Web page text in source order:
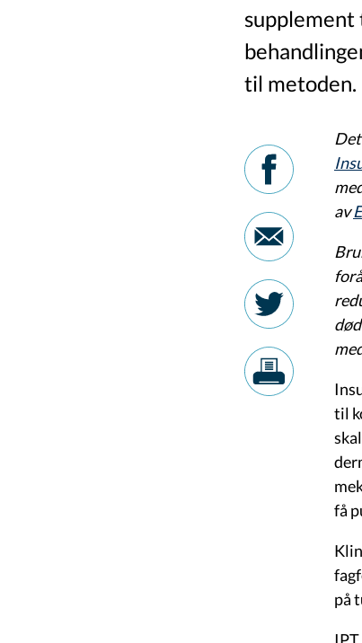
til metoden.
av
til
få
på